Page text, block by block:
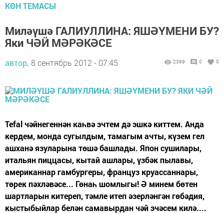
КӨН ТЕМАСЫ
Миләүшә ГАЛИУЛЛИНА: ЯШӘҮМЕНИ БУ?
Яки ЧӘЙ МӘРӘКӘСЕ
автор, 8 сентябрь 2012 - 07:45 2369 0 0
Tefal чәйнегеннән каһвә эчтем дә эшкә киттем. Анда
кердем, монда сугылдым, тамагым ачты, күзем гел
ашханә язуларына төшә башлады. Япон сушилары,
итальян пиццасы, кытай ашлары, үзбәк пылавы,
американнар гамбургеры, француз круассаннары,
төрек пәхләвәсе... Гөнаһ шомлыгы! Ә минем бөтен
шартларын китереп, тәмле итеп әзерләнгән гөбәдия,
кыстыбыйлар белән самавырдан чәй эчәсем килә....